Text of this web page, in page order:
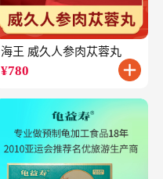
海王 威久人参肉苁蓉丸
¥780